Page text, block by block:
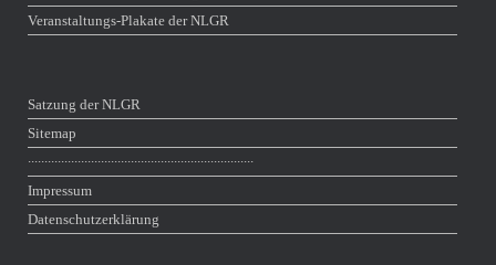
Veranstaltungs-Plakate der NLGR
Satzung der NLGR
Sitemap
∙∙∙∙∙∙∙∙∙∙∙∙∙∙∙∙∙∙∙∙∙∙∙∙∙∙∙∙∙∙∙∙∙∙∙∙∙∙∙∙∙∙∙∙∙∙∙∙∙∙∙∙∙∙∙∙∙∙∙∙∙∙∙∙∙∙∙∙
Impressum
Datenschutzerklärung